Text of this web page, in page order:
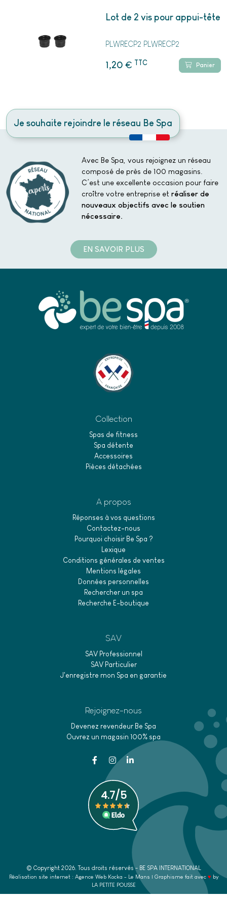
Lot de 2 vis pour appui-tête
PLWRECP2 PLWRECP2
1,20€ TTC Panier
Je souhaite rejoindre le réseau Be Spa
Avec Be Spa, vous rejoignez un réseau
composé de près de 100 magasins.
C’est une excellente occasion pour faire
croître votre entreprise etréaliser de
nouveaux objectifs avec le soutien
nécessaire.
EN SAVOIR PLUS
Collection
Spas de fitness
Spa détente
Accessoires
Pièces détachées
A propos
Réponses à vos questions
Contactez-nous
Pourquoi choisir Be Spa ?
Lexique
Conditions générales de ventes
Mentions légales
Données personnelles
Rechercher un spa
Recherche E-boutique
SAV
SAV Professionnel
SAV Particulier
J'enregistre mon Spa en garantie
Rejoignez-nous
Devenez revendeur Be Spa
Ouvrez un magasin 100% spa
© Copyright 2026. Tous droits réservés - BE SPA INTERNATIONAL
Réalisation site internet : Agence Web Kocka - Le Mans | Graphisme fait avec ♥ by
LA PETITE POUSSE